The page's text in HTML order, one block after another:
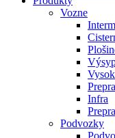
Vozne
Infra
Podvozky